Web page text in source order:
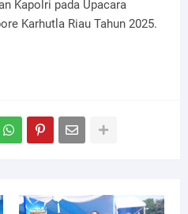
Kapolri pada Upacara
Karhutla Riau Tahun 2025.